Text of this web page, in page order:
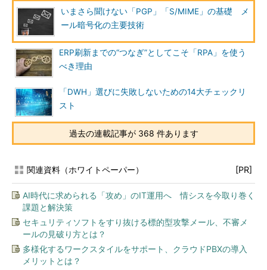
いまさら聞けない「PGP」「S/MIME」の基礎 メ
ール暗号化の主要技術
ERP刷新までの“つなぎ”としてこそ「RPA」を使う
べき理由
「DWH」選びに失敗しないための14大チェックリ
スト
過去の連載記事が 368 件あります
関連資料（ホワイトペーパー） [PR]
AI時代に求められる「攻め」のIT運用へ 情シスを今取り巻く
課題と解決策
セキュリティソフトをすり抜ける標的型攻撃メール、不審メ
ールの見破り方とは？
多様化するワークスタイルをサポート、クラウドPBXの導入
メリットとは？